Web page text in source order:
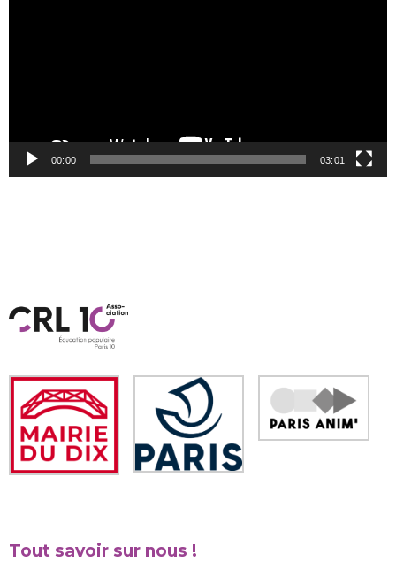
00:00 03:01
Tout savoir sur nous !